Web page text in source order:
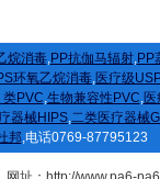
烷消毒,PP抗伽马辐射,PP
环氧乙烷消毒,医疗级
PVC,生物兼容性PVC,医
器械HIPS,二类医疗器械
邦,电话0769-87795123